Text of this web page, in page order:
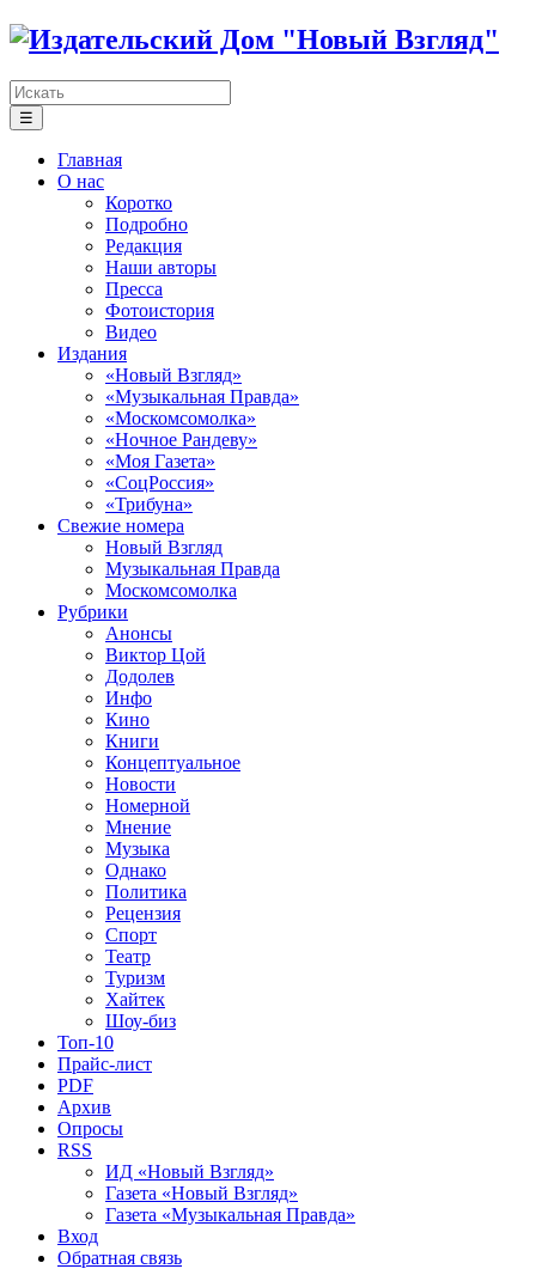
☰
Главная
О нас
Коротко
Подробно
Редакция
Наши авторы
Пресса
Фотоистория
Видео
Издания
«Новый Взгляд»
«Музыкальная Правда»
«Москомсомолка»
«Ночное Рандеву»
«Моя Газета»
«СоцРоссия»
«Трибуна»
Свежие номера
Новый Взгляд
Музыкальная Правда
Москомсомолка
Рубрики
Анонсы
Виктор Цой
Додолев
Инфо
Кино
Книги
Концептуальное
Новости
Номерной
Мнение
Музыка
Однако
Политика
Рецензия
Спорт
Театр
Туризм
Хайтек
Шоу-биз
Топ-10
Прайс-лист
PDF
Архив
Опросы
RSS
ИД «Новый Взгляд»
Газета «Новый Взгляд»
Газета «Музыкальная Правда»
Вход
Обратная связь